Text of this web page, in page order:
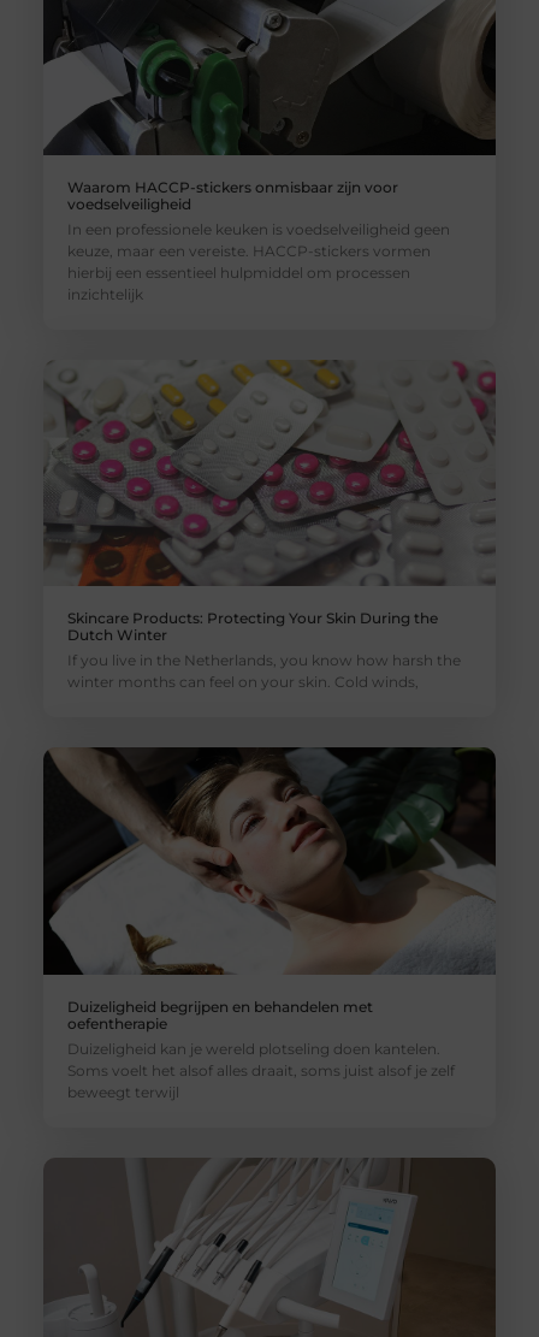
Waarom HACCP-stickers onmisbaar zijn voor
voedselveiligheid
In een professionele keuken is voedselveiligheid geen
keuze, maar een vereiste. HACCP-stickers vormen
hierbij een essentieel hulpmiddel om processen
inzichtelijk
Skincare Products: Protecting Your Skin During the
Dutch Winter
If you live in the Netherlands, you know how harsh the
winter months can feel on your skin. Cold winds,
Duizeligheid begrijpen en behandelen met
oefentherapie
Duizeligheid kan je wereld plotseling doen kantelen.
Soms voelt het alsof alles draait, soms juist alsof je zelf
beweegt terwijl